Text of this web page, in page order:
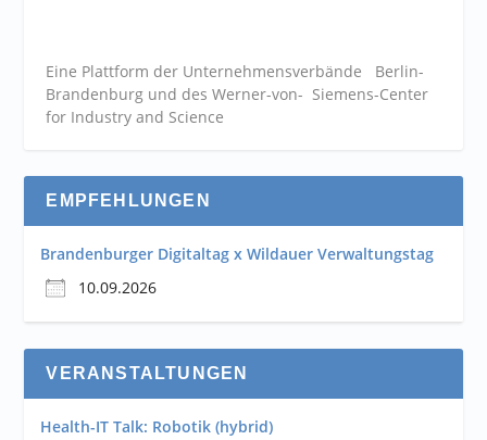
Eine Plattform der Unternehmensverbände Berlin-
Brandenburg und des Werner-von- Siemens-Center
for Industry and Science
EMPFEHLUNGEN
Brandenburger Digitaltag x Wildauer Verwaltungstag
10.09.2026
VERANSTALTUNGEN
Health-IT Talk: Robotik (hybrid)